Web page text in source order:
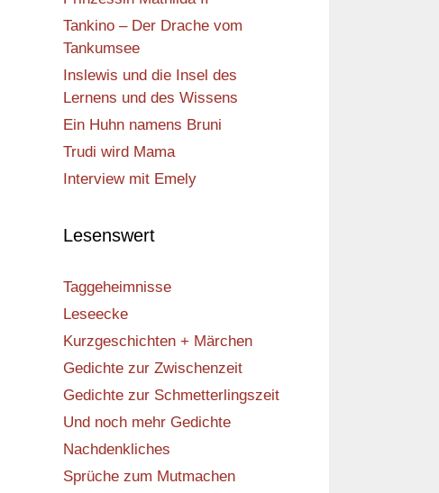
Tankino – Der Drache vom
Tankumsee
Inslewis und die Insel des
Lernens und des Wissens
Ein Huhn namens Bruni
Trudi wird Mama
Interview mit Emely
Lesenswert
Taggeheimnisse
Leseecke
Kurzgeschichten + Märchen
Gedichte zur Zwischenzeit
Gedichte zur Schmetterlingszeit
Und noch mehr Gedichte
Nachdenkliches
Sprüche zum Mutmachen